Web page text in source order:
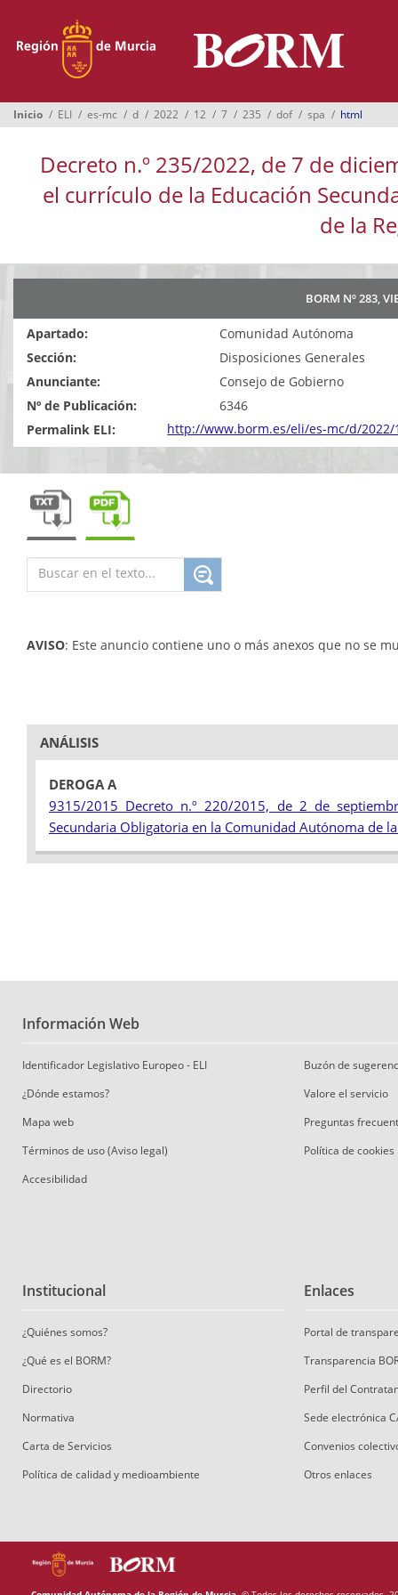
Boletines
Buscador
Ayuntamientos
Suscripción
Inicio ELI es-mc d 2022 12 7 235 dof spa html
Decreto n.º 235/2022, de 7 de
el currículo de la Educación
de la
BORM Nº 283,
Apartado:
Comunidad Autónoma
Sección:
Disposiciones Generales
Anunciante:
Consejo de Gobierno
Nº de Publicación:
6346
Permalink ELI:
http://www.borm.es/eli/es-mc/d/
AVISO: Este anuncio contiene uno o más anexos que no se
ANÁLISIS
DEROGA A
9315/2015 Decreto n.º 220/2015, de 2 de
Secundaria Obligatoria en la Comunidad Autónoma de
Información Web
Identificador Legislativo Europeo - ELI
¿Dónde estamos?
Mapa web
Términos de uso (Aviso legal)
Accesibilidad
Buzón de
Valore el servicio
Preguntas
Política de cookies
Institucional
¿Quiénes somos?
¿Qué es el BORM?
Directorio
Normativa
Carta de Servicios
Política de calidad y medioambiente
Enlaces
Portal de
Transparencia
Perfil del
Sede electrónica
Convenios
Otros enlaces